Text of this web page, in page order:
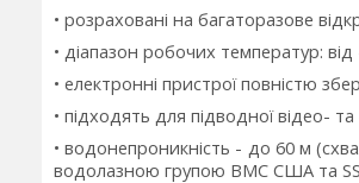
• розраховані на багаторазове
• діапазон робочих температур:
• електронні пристрої повністю
• підходять для підводної відео-
• водонепроникність - до 60 м
водолазною групою ВМС США та